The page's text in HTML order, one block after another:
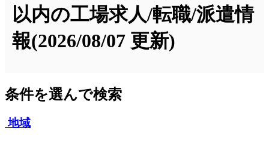
以内の工場求人/転職/派遣情
報(2026/08/07 更新)
条件を選んで検索
地域